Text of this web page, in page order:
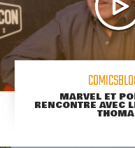
MARVEL ET
RENCONTRE AVEC